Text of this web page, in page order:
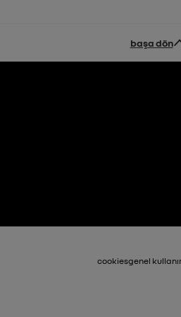
başa dön
cookiesgenel